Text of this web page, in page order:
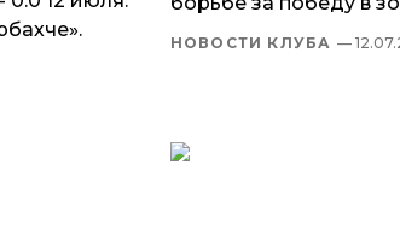
НОВОСТИ КЛУБА —